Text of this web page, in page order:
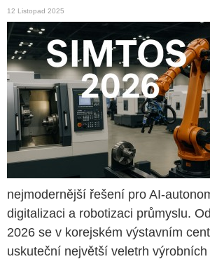
12 Listopad 2025
nejmodernější řešení pro AI-
digitalizaci a robotizaci průmyslu.
2026 se v korejském výstavním
uskuteční největší veletrh